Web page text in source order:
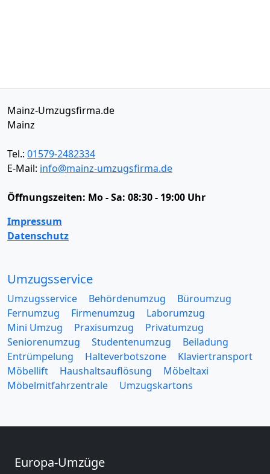
Mainz-Umzugsfirma.de
Mainz
Tel.: 01579-2482334
E-Mail: info@mainz-umzugsfirma.de
Öffnungszeiten: Mo - Sa: 08:30 - 19:00 Uhr
Impressum
Datenschutz
Umzugsservice
Umzugsservice Behördenumzug
Büroumzug
Fernumzug
Firmenumzug
Laborumzug
Mini Umzug
Praxisumzug
Privatumzug
Seniorenumzug
Studentenumzug
Beiladung
Entrümpelung
Halteverbotszone
Klaviertransport
Möbellift
Haushaltsauflösung
Möbeltaxi
Möbelmitfahrzentrale
Umzugskartons
Europa-Umzüge